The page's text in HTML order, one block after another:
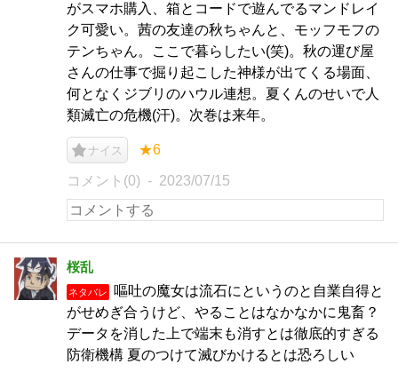
がスマホ購入、箱とコードで遊んでるマンドレイ
ク可愛い。茜の友達の秋ちゃんと、モッフモフの
テンちゃん。ここで暮らしたい(笑)。秋の運び屋
さんの仕事で掘り起こした神様が出てくる場面、
何となくジブリのハウル連想。夏くんのせいで人
類滅亡の危機(汗)。次巻は来年。
ナイス ★6
コメント(0) 2023/07/15
桜乱
ネタバレ
嘔吐の魔女は流石にというのと自業自得と
がせめぎ合うけど、やることはなかなかに鬼畜？
データを消した上で端末も消すとは徹底的すぎる
防衛機構 夏のつけて滅びかけるとは恐ろしい